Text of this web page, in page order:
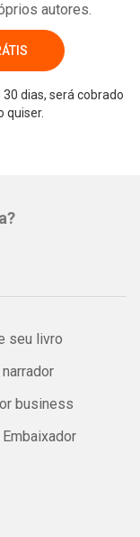
autores.
dias, será cobrado
quiser.
seu livro
business